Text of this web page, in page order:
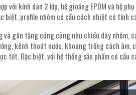
kính dán 2 lớp, hệ gioăng EPDM và hệ
biệt, profile nhôm có cầu cách nhiệt có tính
gân tăng cứng cũng như chiều dày nhôm,
kênh thoát nước, khoang trống cách âm,
tốt. Đặc biệt, với hệ thống sản phẩm có cầu